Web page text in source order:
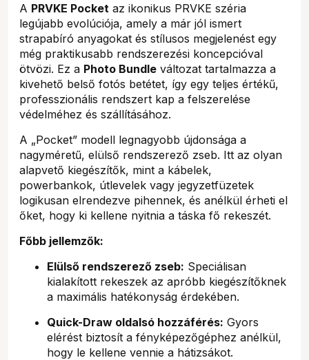
A PRVKE Pocket az ikonikus PRVKE széria
legújabb evolúciója, amely a már jól ismert
strapabíró anyagokat és stílusos megjelenést egy
még praktikusabb rendszerezési koncepcióval
ötvözi. Ez a Photo Bundle változat tartalmazza a
kivehető belső fotós betétet, így egy teljes értékű,
professzionális rendszert kap a felszerelése
védelméhez és szállításához.
A „Pocket” modell legnagyobb újdonsága a
nagyméretű, elülső rendszerező zseb. Itt az olyan
alapvető kiegészítők, mint a kábelek,
powerbankok, útlevelek vagy jegyzetfüzetek
logikusan elrendezve pihennek, és anélkül érheti el
őket, hogy ki kellene nyitnia a táska fő rekeszét.
Főbb jellemzők:
Elülső rendszerező zseb: Speciálisan
kialakított rekeszek az apróbb kiegészítőknek
a maximális hatékonyság érdekében.
Quick-Draw oldalsó hozzáférés: Gyors
elérést biztosít a fényképezőgéphez anélkül,
hogy le kellene vennie a hátizsákot.